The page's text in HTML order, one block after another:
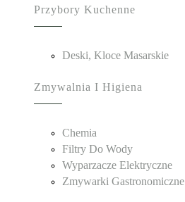
Przybory Kuchenne
Deski, Kloce Masarskie
Zmywalnia I Higiena
Chemia
Filtry Do Wody
Wyparzacze Elektryczne
Zmywarki Gastronomiczne